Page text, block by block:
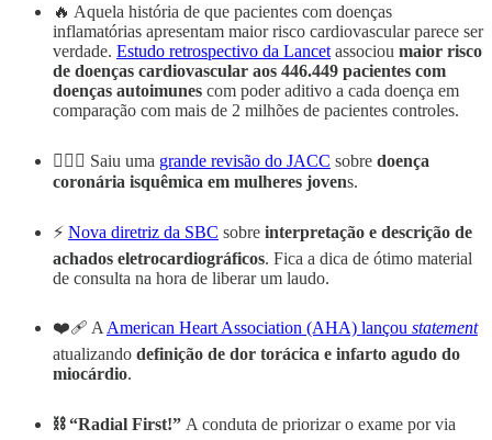
🔥 Aquela história de que pacientes com doenças
inflamatórias apresentam maior risco cardiovascular parece ser
verdade. Estudo retrospectivo da Lancet associou maior risco
de doenças cardiovascular aos 446.449 pacientes com
doenças autoimunes com poder aditivo a cada doença em
comparação com mais de 2 milhões de pacientes controles.
🤷🏼‍♀️ Saiu uma grande revisão do JACC sobre doença
coronária isquêmica em mulheres jovens.
⚡️ Nova diretriz da SBC sobre interpretação e descrição de
achados eletrocardiográficos. Fica a dica de ótimo material
de consulta na hora de liberar um laudo.
❤️‍🩹 AAmerican Heart Association (AHA) lançou statement
atualizando definição de dor torácica e infarto agudo do
miocárdio.
⛓ “Radial First!” A conduta de priorizar o exame por via